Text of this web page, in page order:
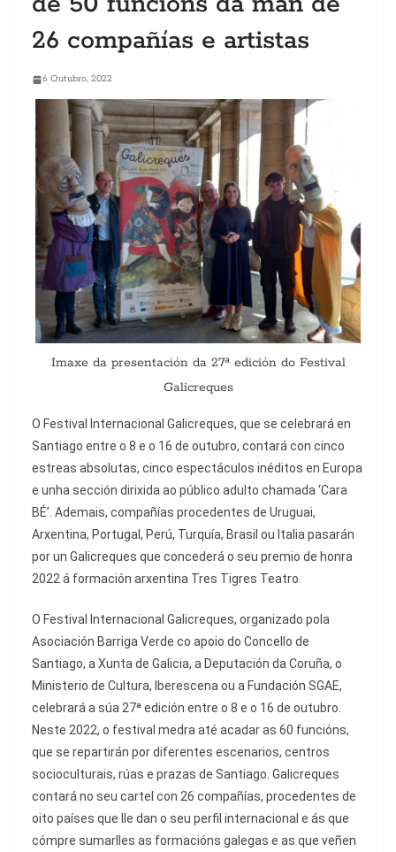
26 compañías e artistas
6 Outubro, 2022
Imaxe da presentación da 27ª edición do Festival
Galicreques
O Festival Internacional Galicreques, que se celebrará en
Santiago entre o 8 e o 16 de outubro, contará con cinco
estreas absolutas, cinco espectáculos inéditos en Europa
e unha sección dirixida ao público adulto chamada ‘Cara
BÉ’. Ademais, compañías procedentes de Uruguai,
Arxentina, Portugal, Perú, Turquía, Brasil ou Italia pasarán
por un Galicreques que concederá o seu premio de honra
2022 á formación arxentina Tres Tigres Teatro.
O Festival Internacional Galicreques, organizado pola
Asociación Barriga Verde co apoio do Concello de
Santiago, a Xunta de Galicia, a Deputación da Coruña, o
Ministerio de Cultura, Iberescena ou a Fundación SGAE,
celebrará a súa 27ª edición entre o 8 e o 16 de outubro.
Neste 2022, o festival medra até acadar as 60 funcións,
que se repartirán por diferentes escenarios, centros
socioculturais, rúas e prazas de Santiago. Galicreques
contará no seu cartel con 26 compañías, procedentes de
oito países que lle dan o seu perfil internacional e ás que
cómpre sumarlles as formacións galegas e as que veñen